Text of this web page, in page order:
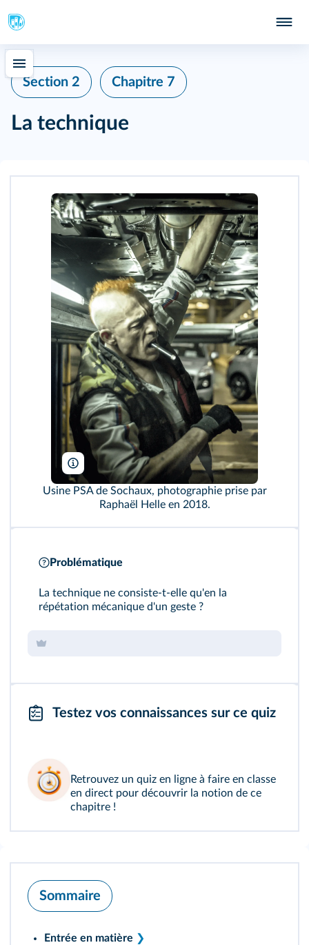
Section 2 Chapitre 7
La technique
Raphaël Helle/Signatures
Usine PSA de Sochaux, photographie prise par
Raphaël Helle en 2018.
Problématique
La technique ne consiste-t-elle qu'en la
répétation mécanique d'un geste ?
Testez vos connaissances sur ce quiz
Retrouvez un quiz en ligne à faire en classe
en direct pour découvrir la notion de ce
chapitre !
Sommaire
Entrée en matière ❯